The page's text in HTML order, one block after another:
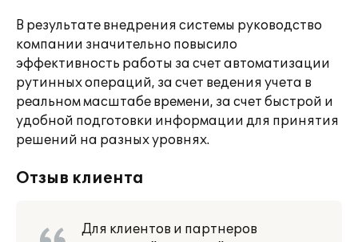
В результате внедрения системы руководство
компании значительно повысило
эффективность работы за счет автоматизации
рутинных операций, за счет ведения учета в
реальном масштабе времени, за счет быстрой и
удобной подготовки информации для принятия
решений на разных уровнях.
Отзыв клиента
Для клиентов и партнеров